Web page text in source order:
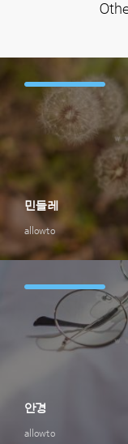
allowto
민들레
allowto
안경